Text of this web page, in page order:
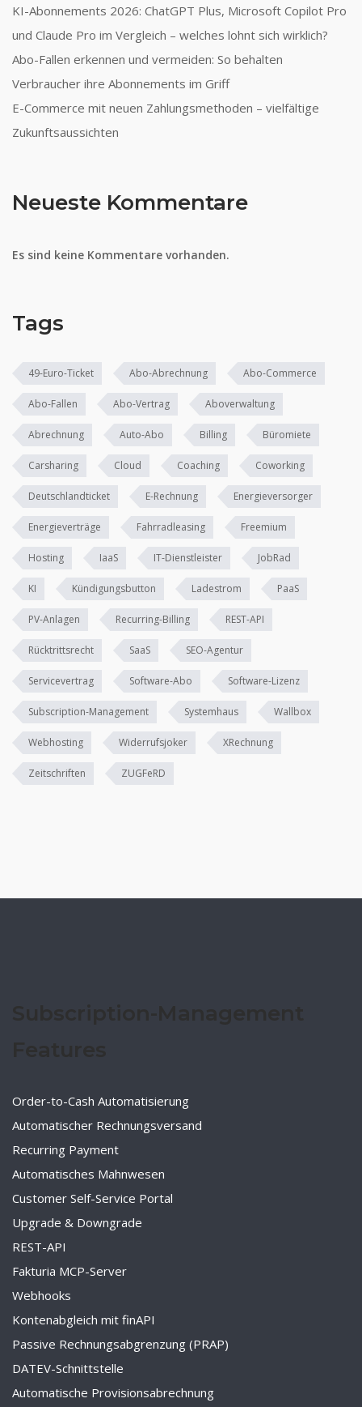
KI-Abonnements 2026: ChatGPT Plus, Microsoft Copilot Pro
und Claude Pro im Vergleich – welches lohnt sich wirklich?
Abo-Fallen erkennen und vermeiden: So behalten
Verbraucher ihre Abonnements im Griff
E-Commerce mit neuen Zahlungsmethoden – vielfältige
Zukunftsaussichten
Neueste Kommentare
Es sind keine Kommentare vorhanden.
Tags
49-Euro-Ticket Abo-Abrechnung Abo-Commerce
Abo-Fallen Abo-Vertrag Aboverwaltung
Abrechnung Auto-Abo Billing Büromiete
Carsharing Cloud Coaching Coworking
Deutschlandticket E-Rechnung Energieversorger
Energieverträge Fahrradleasing Freemium
Hosting IaaS IT-Dienstleister JobRad
KI Kündigungsbutton Ladestrom PaaS
PV-Anlagen Recurring-Billing REST-API
Rücktrittsrecht SaaS SEO-Agentur
Servicevertrag Software-Abo Software-Lizenz
Subscription-Management Systemhaus Wallbox
Webhosting Widerrufsjoker XRechnung
Zeitschriften ZUGFeRD
Order-to-Cash Automatisierung
Automatischer Rechnungsversand
Recurring Payment
Automatisches Mahnwesen
Customer Self-Service Portal
Upgrade & Downgrade
REST-API
Fakturia MCP-Server
Webhooks
Kontenabgleich mit finAPI
Passive Rechnungsabgrenzung (PRAP)
DATEV-Schnittstelle
Automatische Provisionsabrechnung